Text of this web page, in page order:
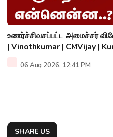
உணர்ச்சிவசப்பட்ட அமைச்சர்
| Vinothkumar | CMVijay |
06 Aug 2026, 12:41 PM
SHARE US